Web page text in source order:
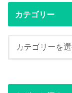
カテゴリー